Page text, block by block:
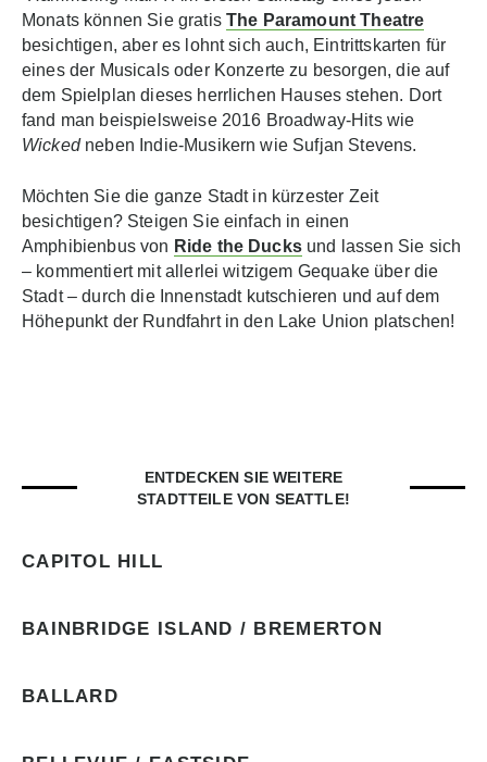
Monats können Sie gratisThe Paramount Theatre
besichtigen, aber es lohnt sich auch, Eintrittskarten für
eines der Musicals oder Konzerte zu besorgen, die auf
dem Spielplan dieses herrlichen Hauses stehen. Dort
fand man beispielsweise 2016 Broadway-Hits wie
Wickedneben Indie-Musikern wie Sufjan Stevens.
Möchten Sie die ganze Stadt in kürzester Zeit
besichtigen? Steigen Sie einfach in einen
Amphibienbus von Ride the Ducksund lassen Sie sich
– kommentiert mit allerlei witzigem Gequake über die
Stadt – durch die Innenstadt kutschieren und auf dem
Höhepunkt der Rundfahrt in den Lake Union platschen!
ENTDECKEN SIE WEITERE
STADTTEILE VON SEATTLE!
CAPITOL HILL
BAINBRIDGE ISLAND / BREMERTON
BALLARD